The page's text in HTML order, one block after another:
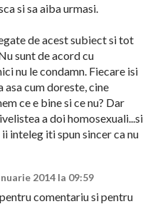
si sa aiba urmasi.
de acest subiect si tot
sunt de acord cu
nu le condamn. Fiecare isi
cum doreste, cine
ce e bine si ce nu? Dar
a doi homosexuali...si
inteleg iti spun sincer ca nu
2014 la 09:59
comentariu si pentru